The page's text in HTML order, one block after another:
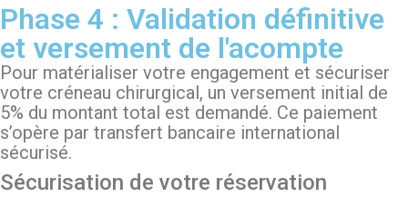
Phase 4 : Validation définitive
et versement de l'acompte
Pour matérialiser votre engagement et sécuriser
votre créneau chirurgical, un versement initial de
5% du montant total est demandé. Ce paiement
s’opère par transfert bancaire international
sécurisé.
Sécurisation de votre réservation